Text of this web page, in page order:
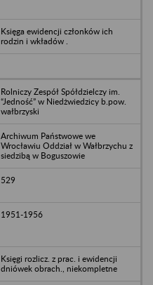
Księga ewidencji członków ich
rodzin i wkładów .
Rolniczy Zespół Spółdzielczy im.
“Jedność” w Niedżwiedzicy b.pow.
wałbrzyski
Archiwum Państwowe we
Wrocławiu Oddział w Wałbrzychu z
siedzibą w Boguszowie
529
1951-1956
Księgi rozlicz. z prac. i ewidencji
dniówek obrach., niekompletne